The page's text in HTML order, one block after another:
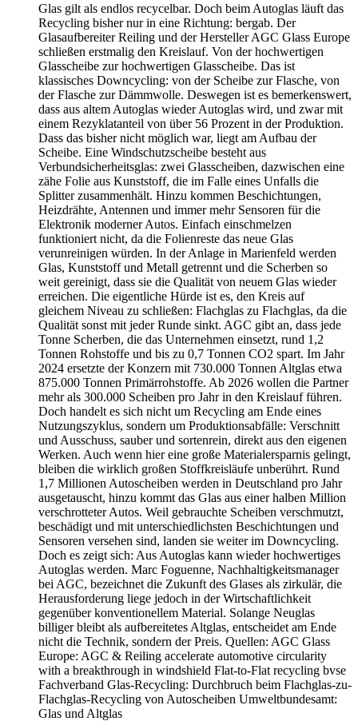
Glas gilt als endlos recycelbar. Doch beim Autoglas läuft das
Recycling bisher nur in eine Richtung: bergab. Der
Glasaufbereiter Reiling und der Hersteller AGC Glass Europe
schließen erstmalig den Kreislauf. Von der hochwertigen
Glasscheibe zur hochwertigen Glasscheibe. Das ist
klassisches Downcycling: von der Scheibe zur Flasche, von
der Flasche zur Dämmwolle. Deswegen ist es bemerkenswert,
dass aus altem Autoglas wieder Autoglas wird, und zwar mit
einem Rezyklatanteil von über 56 Prozent in der Produktion.
Dass das bisher nicht möglich war, liegt am Aufbau der
Scheibe. Eine Windschutzscheibe besteht aus
Verbundsicherheitsglas: zwei Glasscheiben, dazwischen eine
zähe Folie aus Kunststoff, die im Falle eines Unfalls die
Splitter zusammenhält. Hinzu kommen Beschichtungen,
Heizdrähte, Antennen und immer mehr Sensoren für die
Elektronik moderner Autos. Einfach einschmelzen
funktioniert nicht, da die Folienreste das neue Glas
verunreinigen würden. In der Anlage in Marienfeld werden
Glas, Kunststoff und Metall getrennt und die Scherben so
weit gereinigt, dass sie die Qualität von neuem Glas wieder
erreichen. Die eigentliche Hürde ist es, den Kreis auf
gleichem Niveau zu schließen: Flachglas zu Flachglas, da die
Qualität sonst mit jeder Runde sinkt. AGC gibt an, dass jede
Tonne Scherben, die das Unternehmen einsetzt, rund 1,2
Tonnen Rohstoffe und bis zu 0,7 Tonnen CO2 spart. Im Jahr
2024 ersetzte der Konzern mit 730.000 Tonnen Altglas etwa
875.000 Tonnen Primärrohstoffe. Ab 2026 wollen die Partner
mehr als 300.000 Scheiben pro Jahr in den Kreislauf führen.
Doch handelt es sich nicht um Recycling am Ende eines
Nutzungszyklus, sondern um Produktionsabfälle: Verschnitt
und Ausschuss, sauber und sortenrein, direkt aus den eigenen
Werken. Auch wenn hier eine große Materialersparnis gelingt,
bleiben die wirklich großen Stoffkreisläufe unberührt. Rund
1,7 Millionen Autoscheiben werden in Deutschland pro Jahr
ausgetauscht, hinzu kommt das Glas aus einer halben Million
verschrotteter Autos. Weil gebrauchte Scheiben verschmutzt,
beschädigt und mit unterschiedlichsten Beschichtungen und
Sensoren versehen sind, landen sie weiter im Downcycling.
Doch es zeigt sich: Aus Autoglas kann wieder hochwertiges
Autoglas werden. Marc Foguenne, Nachhaltigkeitsmanager
bei AGC, bezeichnet die Zukunft des Glases als zirkulär, die
Herausforderung liege jedoch in der Wirtschaftlichkeit
gegenüber konventionellem Material. Solange Neuglas
billiger bleibt als aufbereitetes Altglas, entscheidet am Ende
nicht die Technik, sondern der Preis. Quellen: AGC Glass
Europe: AGC & Reiling accelerate automotive circularity
with a breakthrough in windshield Flat-to-Flat recycling bvse
Fachverband Glas-Recycling: Durchbruch beim Flachglas-zu-
Flachglas-Recycling von Autoscheiben Umweltbundesamt:
Glas und Altglas